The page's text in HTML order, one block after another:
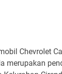
Chevrolet
merupakan